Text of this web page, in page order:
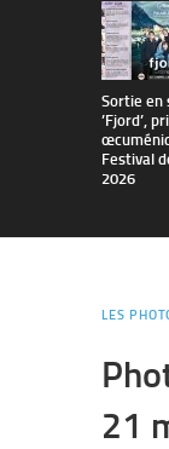
Sortie en
’Fjord’,
Festival
2026
LES
21